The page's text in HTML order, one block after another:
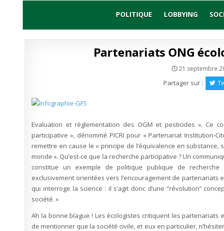
POLITIQUE LOBBYING
Partenariats ONG
21 septembre
Partager sur :
Evaluation et règlementation des OGM et pesticides ». Ce
participative », dénommé PICRI pour « Partenariat Institution-
remettre en cause le « principe de l’équivalence en substance,
monde ». Qu’est-ce que la recherche participative ?Un
constitue un exemple de politique publique de
exclusivement orientées vers l’encouragement de partenariats
qui interroge la science : il s’agit donc d’une “révolution”
société. »
Ah la bonne blague ! Les écologistes critiquent les
de mentionner que la société civile, et eux en particulier,